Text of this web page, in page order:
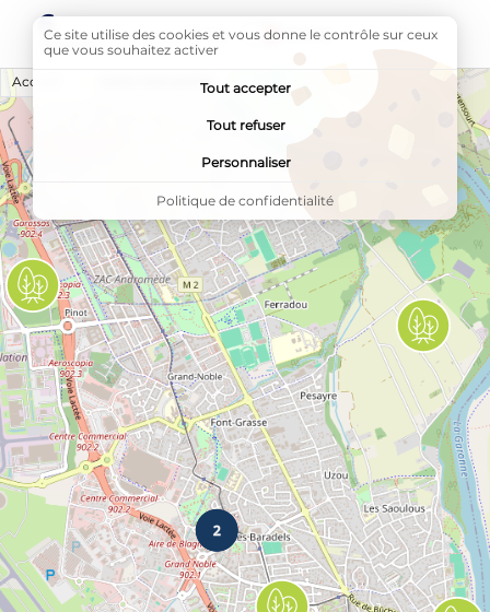
Accueil Carte interactive
Carte interactive
6
résultats Masquer la
Liste
Afficher la Carte
Ce site utilise des cookies et vous donne le contrôle sur ceux
que vous souhaitez activer
Tout accepter
Tout refuser
Personnaliser
Politique de confidentialité